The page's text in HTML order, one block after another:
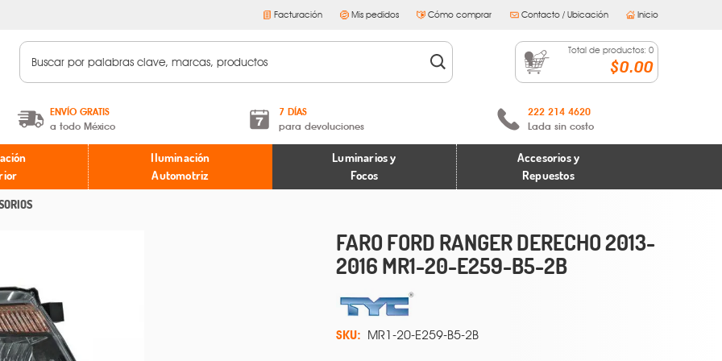
Facturación Mis pedidos Cómo comprar Contacto / Ubicación Inicio
Total de productos: 0
$0.00
ENVÍO GRATIS
a todo México
A partir de $599 MXN.
* Aplican restricciones
7 DÍAS
para devoluciones
Términos y condiciones
Políticas de devoluciones
222 214 4620
Lada sin costo
Iluminación
Automotriz
Luminarios y
Focos
Accesorios y
Repuestos
FARO FORD RANGER DERECHO 2013-
2016 MR1-20-E259-B5-2B
SKU: MR1-20-E259-B5-2B